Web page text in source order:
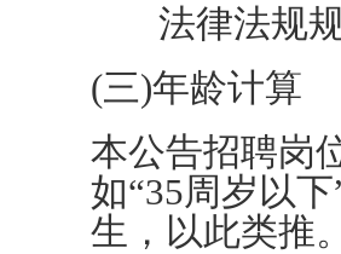
法律法规规
(三)年龄计算
本公告招聘岗
如“35周岁以
生，以此类推。